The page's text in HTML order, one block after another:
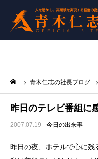
青木仁志の社長ブログ
昨日のテレビ番組に
2007.07.19 今日の出来事
昨日の夜、ホテルで心に残